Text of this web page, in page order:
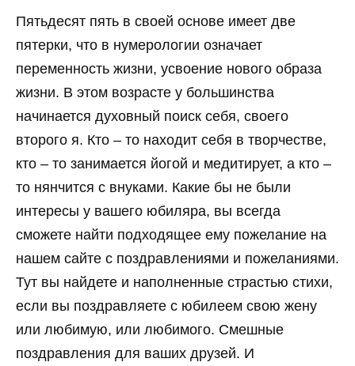
Пятьдесят пять в своей основе имеет две
пятерки, что в нумерологии означает
переменность жизни, усвоение нового образа
жизни. В этом возрасте у большинства
начинается духовный поиск себя, своего
второго я. Кто – то находит себя в творчестве,
кто – то занимается йогой и медитирует, а кто –
то нянчится с внуками. Какие бы не были
интересы у вашего юбиляра, вы всегда
сможете найти подходящее ему пожелание на
нашем сайте с поздравлениями и пожеланиями.
Тут вы найдете и наполненные страстью стихи,
если вы поздравляете с юбилеем свою жену
или любимую, или любимого. Смешные
поздравления для ваших друзей. И